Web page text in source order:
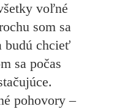
voľné
som sa
budú chcieť
sa počas
pohovory –